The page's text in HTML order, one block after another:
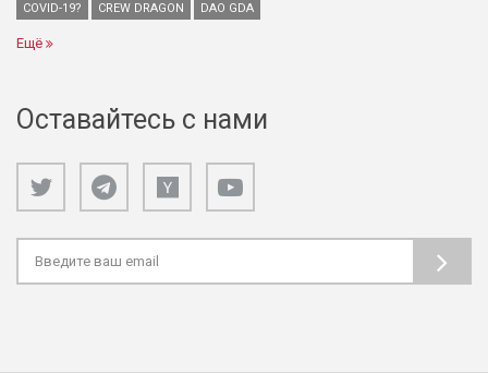
COVID-19?
CREW DRAGON DAO GDA
Ещё
Оставайтесь с нами